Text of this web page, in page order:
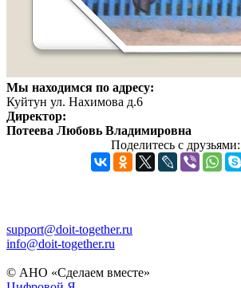
Мы находимся по адресу:
Куйтун ул. Нахимова д.6
Директор:
Потеева Любовь Владимировна
Поделитесь с друзьями:
support@doit-together.ru
info@doit-together.ru
© АНО «Сделаем вместе»